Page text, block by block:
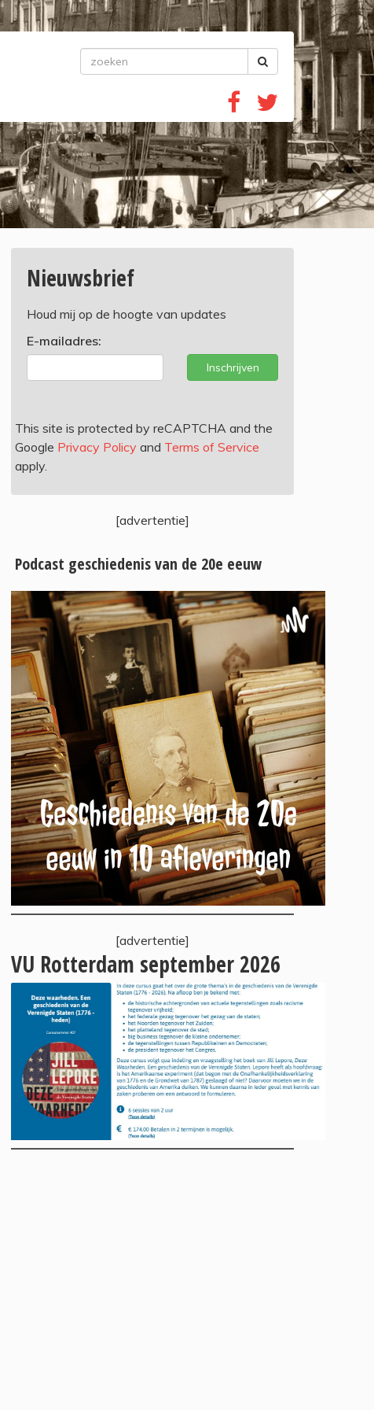
Nieuwsbrief
Houd mij op de hoogte van updates
E-mailadres:
Inschrijven
This site is protected by reCAPTCHA and the
Google Privacy Policy and Terms of Service
apply.
[advertentie]
Podcast geschiedenis van de 20e eeuw
[advertentie]
VU Rotterdam september 2026